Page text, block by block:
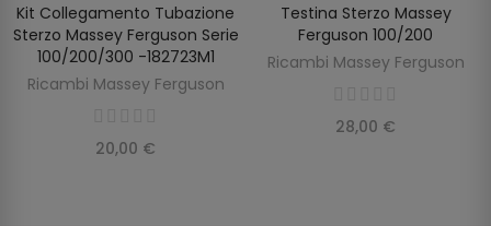
SCOPRIRE
Kit Collegamento Tubazione
Sterzo Massey Ferguson Serie
100/200/300 -182723M1
Ricambi Massey Ferguson
20,00 €
AGGIUNGI AL CARRELLO
Testina Sterzo Massey
Ferguson 100/200
Ricambi Massey Ferguson
28,00 €